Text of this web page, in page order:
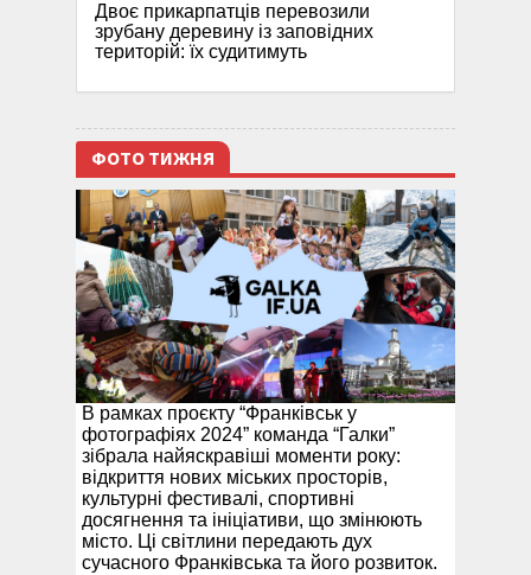
Двоє прикарпатців перевозили
зрубану деревину із заповідних
територій: їх судитимуть
ФОТО ТИЖНЯ
В рамках проєкту “Франківськ у
фотографіях 2024” команда “Галки”
зібрала найяскравіші моменти року:
відкриття нових міських просторів,
культурні фестивалі, спортивні
досягнення та ініціативи, що змінюють
місто. Ці світлини передають дух
сучасного Франківська та його розвиток.